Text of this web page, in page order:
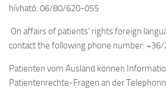
hívható: 06/80/620-055
On affairs of patients’ rights foreign
contact the following phone number:
Patienten vom Ausland können
Patientenrechte-Fragen an der